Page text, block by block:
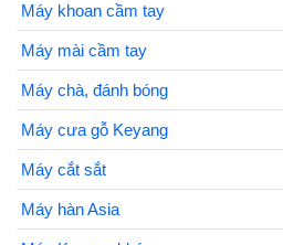
Máy khoan cầm tay
Máy mài cầm tay
Máy chà, đánh bóng
Máy cưa gỗ Keyang
Máy cắt sắt
Máy hàn Asia